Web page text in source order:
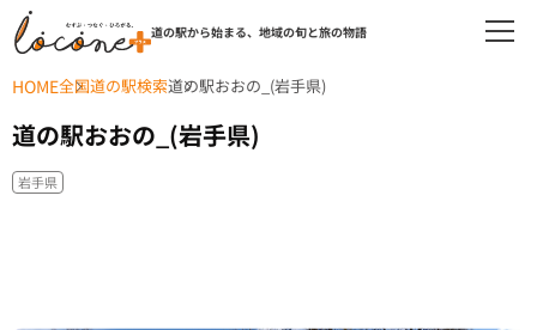
道の駅から始まる、地域の旬と旅の物語
HOME全国道の駅検索道の駅おおの_(岩手県)
道の駅おおの_(岩手県)
岩手県